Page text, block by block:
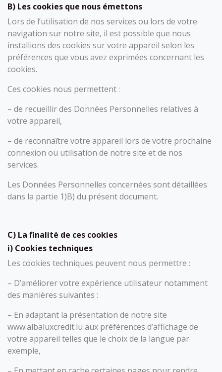
B) Les cookies que nous émettons
Lors de l’utilisation de nos services ou lors de votre
navigation sur notre site, il est possible que nous
installions des cookies sur votre appareil selon les
préférences que vous avez exprimées concernant les
cookies.
Ces cookies nous permettent :
– de recueillir des Données Personnelles relatives à
votre appareil,
– de reconnaître votre appareil lors de votre prochaine
connexion ou utilisation de notre site et de nos
services.
Les Données Personnelles concernées sont détaillées
dans la partie 1)B) du présent document.
C) La finalité de ces cookies
i) Cookies techniques
Les cookies techniques peuvent nous permettre :
– D’améliorer votre expérience utilisateur notamment
des manières suivantes :
– En adaptant la présentation de notre site
www.albaluxcredit.lu aux préférences d’affichage de
votre appareil telles que le choix de la langue par
exemple,